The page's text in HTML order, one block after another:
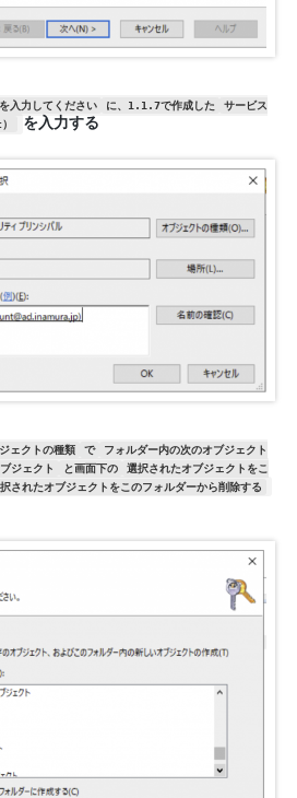
入力してください に、1.1.7で作成した
サービス
を入力する
クトの種類 で
フォルダー内の次のオブジェクト
ジェクト と画面下の
選択されたオブジェクトをこ
されたオブジェクトをこのフォルダーから削除する